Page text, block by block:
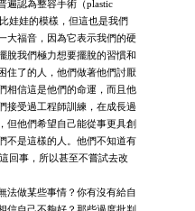
遍認為整容手術（plastic
娃娃的模樣，但這也是我們
大福音，因為它表示我們的硬
脫我們極力想要擺脫的習慣和
住了的人，他們做著他們討厭
相信這是他們的命運，而且他
接受過工程師訓練，在成長過
但他們希望自己能從事更具創
是這樣的人。他們不知道有
回事，所以甚至不嘗試去改
做某些事情？你有沒有給自